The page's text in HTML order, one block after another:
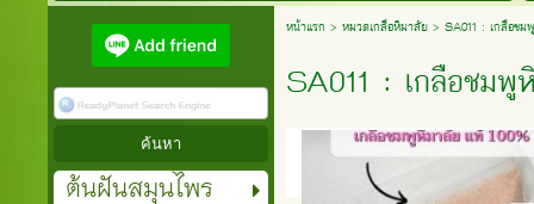
ต้นฝันสมุนไพร
หน้าแรก > หมวดเกลือหิมาลัย> SA011 : เกลือช
SA011 : เกลือชม